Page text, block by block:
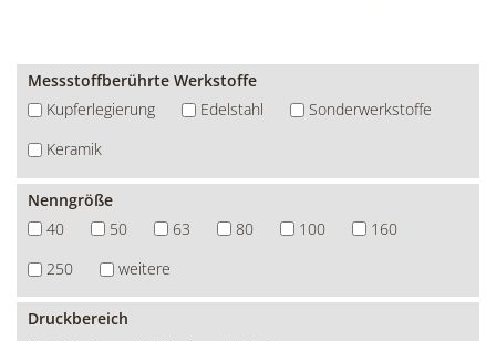
Messstoffberührte Werkstoffe
Kupferlegierung
Edelstahl
Sonderwerkstoffe
Keramik
Nenngröße
40
50 63 80 100
160
250
weitere
Druckbereich